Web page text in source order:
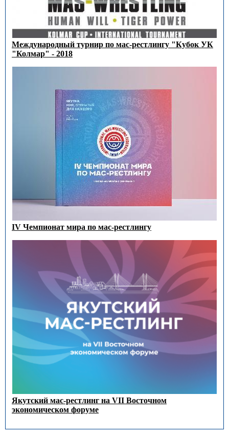
Международный турнир по мас-рестлингу "Кубок УК
"Колмар" - 2018
IV Чемпионат мира по мас-рестлингу
Якутский мас-рестлинг на VII Восточном
экономическом форуме